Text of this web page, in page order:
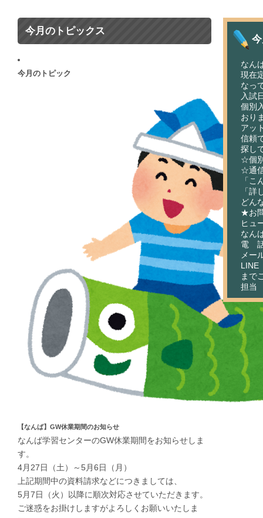
今月のトピックス
今月のトピック
【なんば】GW休業期間のお知らせ
なんば学習センターのGW休業期間をお知らせしま
す。
4月27日（土）～5月6日（月）
上記期間中の資料請求などにつきましては、
5月7日（火）以降に順次対応させていただきます。
ご迷惑をお掛けしますがよろしくお願いいたしま
なん
現在
なっ
入試
個別
おり
アッ
信頼
探し
☆個
☆通
「こ
「詳
どん
★お
ヒュ
なん
電
メー
LINE
まで
担当